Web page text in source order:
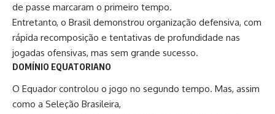
de passe marcaram o primeiro tempo.
Entretanto, o Brasil demonstrou organização defensiva, com
rápida recomposição e tentativas de profundidade nas
jogadas ofensivas, mas sem grande sucesso.
DOMÍNIO EQUATORIANO
O Equador controlou o jogo no segundo tempo. Mas, assim
como a Seleção Brasileira,